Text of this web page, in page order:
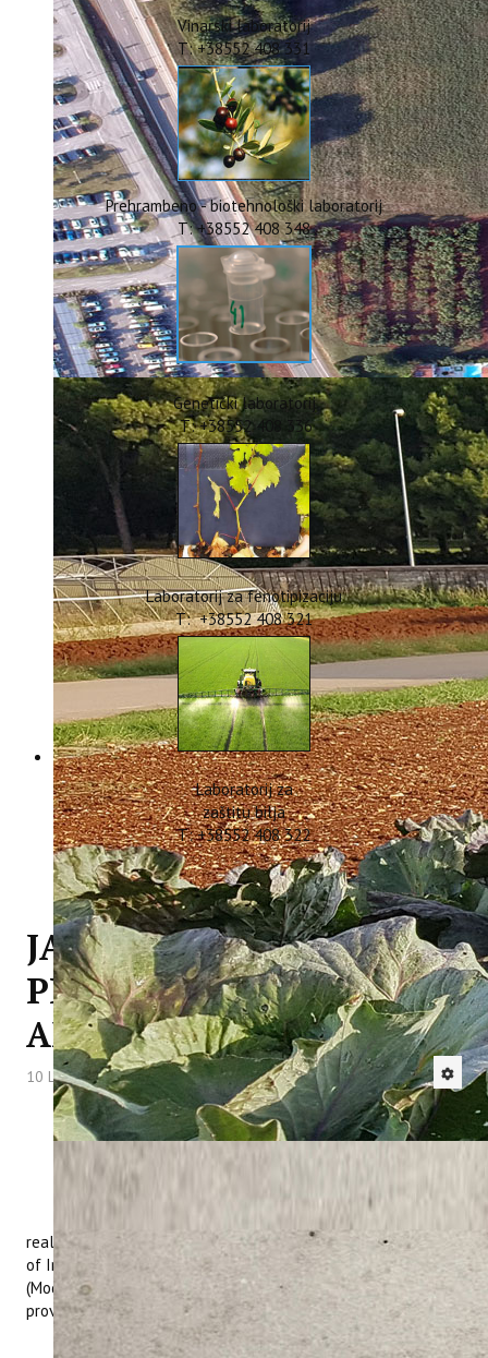
Akti Instituta
Linkovi
Kontakt
webmail
Popularizacija znanosti
ERASMUS+
HyPro4ST
DIGIAGRI
GreenTea
CIRCOLIVE
Vinarski laboratorij
T: +38552 408 331
Prehrambeno - biotehnološki laboratorij
T: +38552 408 348
Genetički laboratorij
T: +38552 408 336
Laboratorij za fenotipizaciju
T: +38552 408 321
Laboratorij za
zaštitu bilja
T: +38552 408 322
JAVNI POZIV ZA
PROVEDBU
ANKETIRANJA 2019
10 Lipanj 2019 Hitova: 4585
Pozivamo studente i sve
zainteresirane da se jave na Javni
poziv za anketiranje turista na
plažama gradova Poreč, Novigrad i
Labin (područje Rabac) u svrhu
realizacije aktivnosti projekta INTERREG Mediteran „Models
of Integrated Tourism in the MEDiterranean Plus - MITOMED+
(Modeli integriranih oblika turizma na Mediteranu plus) koji
provodi Institut za poljoprivredu i turizam u Poreču.